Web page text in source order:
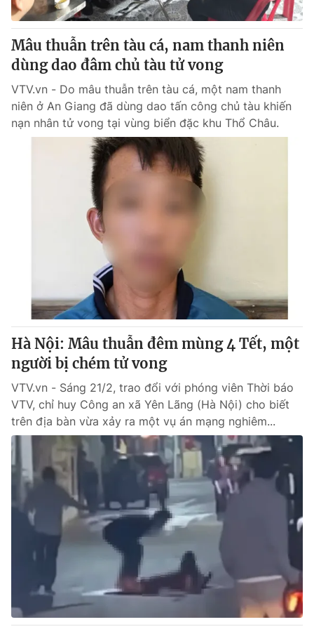
® Cấm sao chép dưới mọi hình thức nếu không có sự chấp
thuận bằng văn bản. Ghi rõ nguồn VTV.vn khi phát hành lại
thông tin từ website này.
Mâu thuẫn trên tàu cá, nam thanh niên
dùng dao đâm chủ tàu tử vong
VTV.vn - Do mâu thuẫn trên tàu cá, một nam thanh
niên ở An Giang đã dùng dao tấn công chủ tàu khiến
nạn nhân tử vong tại vùng biển đặc khu Thổ Châu.
Hà Nội: Mâu thuẫn đêm mùng 4 Tết, một
người bị chém tử vong
VTV.vn - Sáng 21/2, trao đổi với phóng viên Thời báo
VTV, chỉ huy Công an xã Yên Lãng (Hà Nội) cho biết
trên địa bàn vừa xảy ra một vụ án mạng nghiêm...